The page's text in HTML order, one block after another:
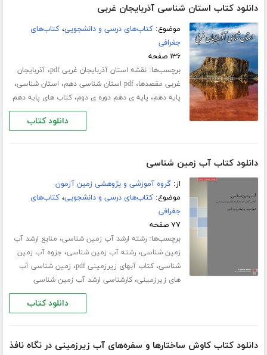
دانلود کتاب استان شناسی آذربایجان غربی
موضوع:کتاب‌های درسی و دانشجویی،کتاب‌های
جغرافی
۱۳۶ صفحه
برچسب‌ها:نقشه استان آذربایجان غربی pdf ،آذربایجان
غربی مقصدها،pdf استان شناسی دهم ، استان شناسی،
پایه دهم، پایه ی دهم دوره ی دوم،کتاب های پایه دهم
دانلود کتاب
دانلود کتاب آب زمین شناسی
از:گروه آموزشی و پژوهشی زمین آزمون
موضوع:کتاب‌های درسی و دانشجویی،کتاب‌های
جغرافی
۷۷ صفحه
برچسب‌ها:رشته ارشد آب زمین شناسی، منابع ارشد آب
زمین شناسی،رشته آب زمین شناسی، جزوه آب زمین
شناسی،کتاب آبهای زیرزمینی pdf ، زمین شناسی آب
های زیرزمینی،کارشناسی ارشد آب زمین شناسی
دانلود کتاب
دانلود کتاب کاوش ساختارها و سفره‌های آب زیرزمینی در نگاه نافذ